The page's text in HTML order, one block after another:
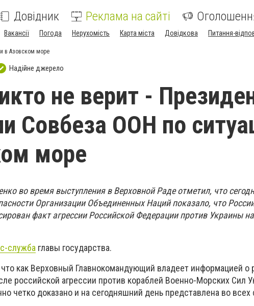
Довідник Реклама на сайті
Вакансії Погода Нерухомість Карта міста Довідкова Питання-
в Азовском море
Надійне джерело
не верит -
Совбеза ООН по
море
во время выступления в Верховной Раде отметил, что
Организации Объединенных Наций показало, что
факт агрессии Российской Федерации против Украины на
служба главы государства.
как Верховный Главнокомандующий владеет информацией о
российской агрессии против кораблей Военно-Морских Сил
четко доказано и на сегодняшний день представлена ​​во всех